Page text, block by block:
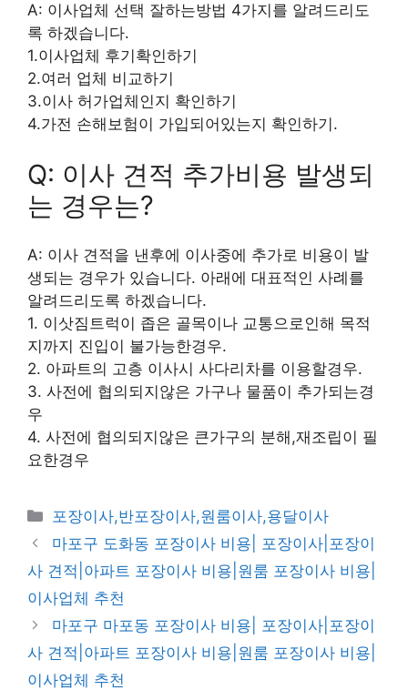
A: 이사업체 선택 잘하는방법 4가지를 알려드리도
록 하겠습니다.
1.이사업체 후기확인하기
2.여러 업체 비교하기
3.이사 허가업체인지 확인하기
4.가전 손해보험이 가입되어있는지 확인하기.
Q: 이사 견적 추가비용 발생되
는 경우는?
A: 이사 견적을 낸후에 이사중에 추가로 비용이 발
생되는 경우가 있습니다. 아래에 대표적인 사례를
알려드리도록 하겠습니다.
1. 이삿짐트럭이 좁은 골목이나 교통으로인해 목적
지까지 진입이 불가능한경우.
2. 아파트의 고층 이사시 사다리차를 이용할경우.
3. 사전에 협의되지않은 가구나 물품이 추가되는경
우
4. 사전에 협의되지않은 큰가구의 분해,재조립이 필
요한경우
카
테
리
포장이사,반포장이사,원룸이사,용달이사
마포구 도화동 포장이사 비용| 포장이사|포장이
사 견적|아파트 포장이사 비용|원룸 포장이사 비용|
이사업체 추천
마포구 마포동 포장이사 비용| 포장이사|포장이
사 견적|아파트 포장이사 비용|원룸 포장이사 비용|
이사업체 추천